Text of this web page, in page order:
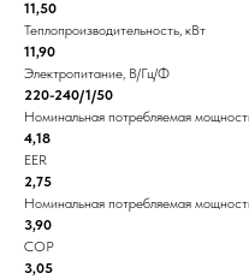
11,50
Теплопроизводительность, кВт
11,90
Электропитание, В/Гц/Ф
220-240/1/50
Номинальная потребляемая
4,18
EER
2,75
Номинальная потребляемая
3,90
COP
3,05